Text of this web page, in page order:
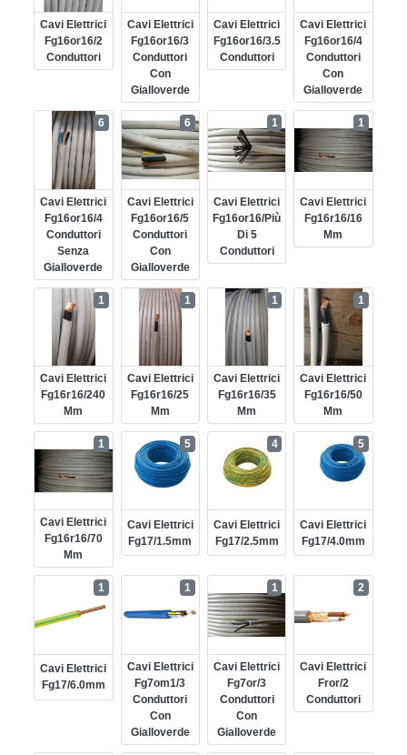
Cavi Elettrici
Fg16or16/2
Conduttori
Cavi Elettrici
Fg16or16/3
Conduttori
Con
Gialloverde
Cavi Elettrici
Fg16or16/3.5
Conduttori
Cavi Elettrici
Fg16or16/4
Conduttori
Con
Gialloverde
Cavi Elettrici
Fg16or16/4
Conduttori
Senza
Gialloverde
6
Cavi Elettrici
Fg16or16/5
Conduttori
Con
Gialloverde
6
Cavi Elettrici
Fg16or16/più
Di 5
Conduttori
1
Cavi Elettrici
Fg16r16/16
Mm
1
Cavi Elettrici
Fg16r16/240
Mm
1
Cavi Elettrici
Fg16r16/25
Mm
1
Cavi Elettrici
Fg16r16/35
Mm
1
Cavi Elettrici
Fg16r16/50
Mm
1
Cavi Elettrici
Fg16r16/70
Mm
1
Cavi Elettrici
Fg17/1.5mm
5
Cavi Elettrici
Fg17/2.5mm
4
Cavi Elettrici
Fg17/4.0mm
5
Cavi Elettrici
Fg17/6.0mm
1
Cavi Elettrici
Fg7om1/3
Conduttori
Con
Gialloverde
1
Cavi Elettrici
Fg7or/3
Conduttori
Con
Gialloverde
1
Cavi Elettrici
Fror/2
Conduttori
2